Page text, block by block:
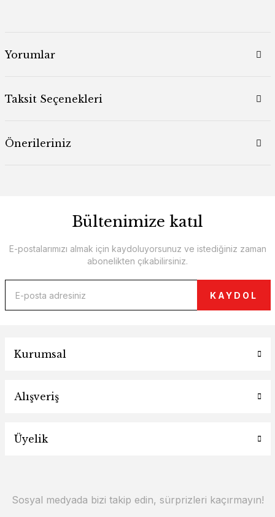
Yorumlar
Taksit Seçenekleri
Önerileriniz
Bültenimize katıl
E-postalarımızı almak için kaydoluyorsunuz ve istediğiniz zaman
abonelikten çıkabilirsiniz.
KAYDOL
Kurumsal
Alışveriş
Üyelik
Sosyal medyada bizi takip edin, sürprizleri kaçırmayın!